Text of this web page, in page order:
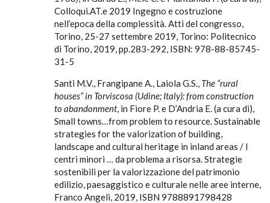
Colloqui.AT.e 2019 Ingegno e costruzione
nell’epoca della complessità. Atti del congresso,
Torino, 25-27 settembre 2019, Torino: Politecnico
di Torino, 2019, pp.283-292, ISBN: 978-88-85745-
31-5
Santi M.V., Frangipane A., Laiola G.S., The “rural
houses” in Torviscosa (Udine; Italy): from construction
to abandonment, in Fiore P. e D’Andria E. (a cura di),
Small towns…from problem to resource. Sustainable
strategies for the valorization of building,
landscape and cultural heritage in inland areas / I
centri minori … da problema a risorsa. Strategie
sostenibili per la valorizzazione del patrimonio
edilizio, paesaggistico e culturale nelle aree interne,
Franco Angeli, 2019, ISBN 9788891798428